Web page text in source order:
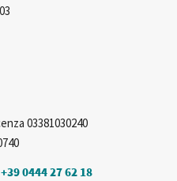
03381030240
+39 0444 27 62 18